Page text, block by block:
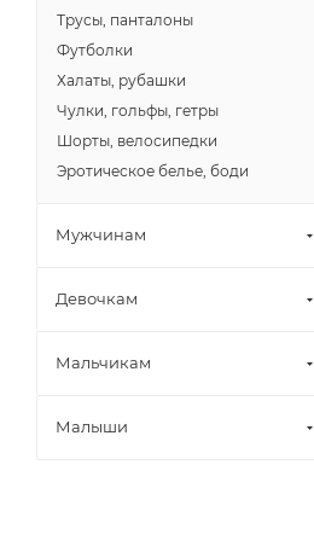
Трусы, панталоны
Футболки
Халаты, рубашки
Чулки, гольфы, гетры
Шорты, велосипедки
Эротическое белье, боди
Мужчинам
Девочкам
Мальчикам
Малыши